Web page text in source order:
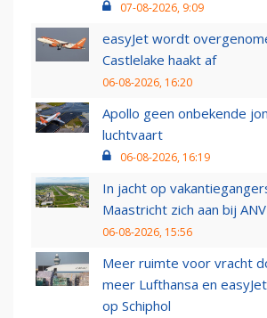
07-08-2026, 9:09
easyJet wordt
Castlelake haakt af
06-08-2026, 16:20
Apollo geen onbekende
luchtvaart
06-08-2026, 16:19
In jacht op
Maastricht zich aan bij
06-08-2026, 15:56
Meer ruimte voor vracht
meer Lufthansa en
op Schiphol